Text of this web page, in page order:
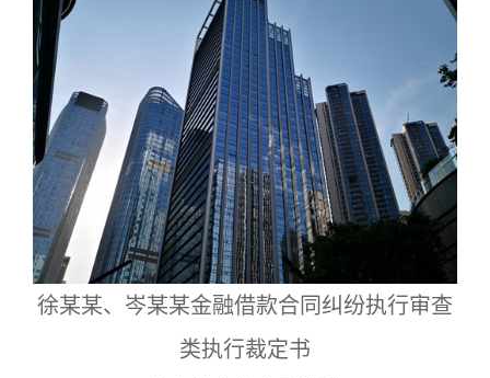
徐某某、岑某某金融借款合同纠纷执行审查
类执行裁定书